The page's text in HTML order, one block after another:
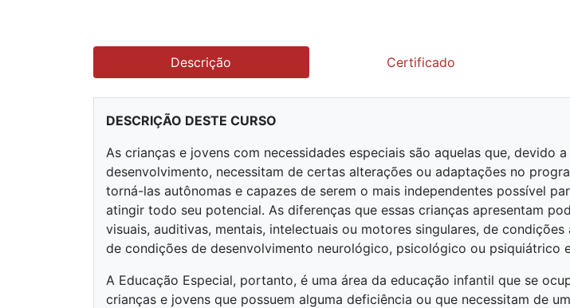
Descrição Certificado
DESCRIÇÃO DESTE CURSO
As crianças e jovens com necessidades especiais são aquelas que, devido
desenvolvimento, necessitam de certas alterações ou adaptações no
torná-las autônomas e capazes de serem o mais independentes possível
atingir todo seu potencial. As diferenças que essas crianças apresentam
visuais, auditivas, mentais, intelectuais ou motores singulares, de
de condições de desenvolvimento neurológico, psicológico ou psiquiátrico
A Educação Especial, portanto, é uma área da educação infantil que se
crianças e jovens que possuem alguma deficiência ou que necessitam de